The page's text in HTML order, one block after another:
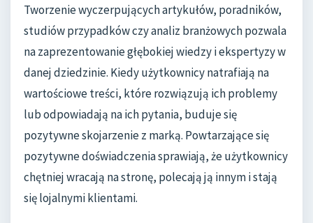
Tworzenie wyczerpujących artykułów, poradników,
studiów przypadków czy analiz branżowych pozwala
na zaprezentowanie głębokiej wiedzy i ekspertyzy w
danej dziedzinie. Kiedy użytkownicy natrafiają na
wartościowe treści, które rozwiązują ich problemy
lub odpowiadają na ich pytania, buduje się
pozytywne skojarzenie z marką. Powtarzające się
pozytywne doświadczenia sprawiają, że użytkownicy
chętniej wracają na stronę, polecają ją innym i stają
się lojalnymi klientami.